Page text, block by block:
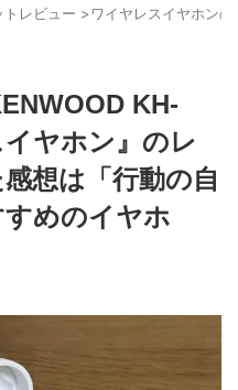
トレビュー >ワイヤレスイヤホンの
KH-
ヤホン』のレ
想は「行動の自
めのイヤホ